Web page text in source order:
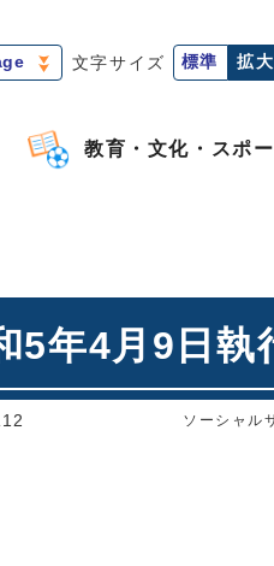
文字サイズ 標準 拡大
教育・文化・スポ
年4月9日執
ソーシャル